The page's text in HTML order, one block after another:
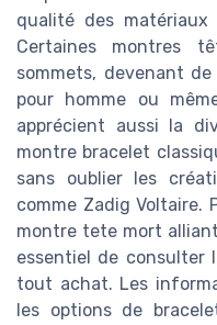
qualité des
Certaines montres
sommets, devenant
pour homme ou
apprécient aussi la
montre bracelet
sans oublier les
comme Zadig Voltaire.
montre tete mort
essentiel de consulter
tout achat. Les
les options de